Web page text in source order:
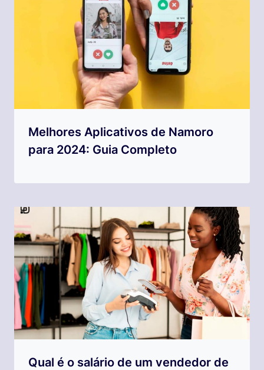
Melhores Aplicativos de Namoro
para 2024: Guia Completo
Qual é o salário de um vendedor de